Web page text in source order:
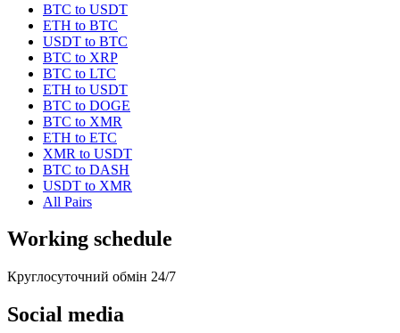
BTC to USDT
ETH to BTC
USDT to BTC
BTC to XRP
BTC to LTC
ETH to USDT
BTC to DOGE
BTC to XMR
ETH to ETC
XMR to USDT
BTC to DASH
USDT to XMR
All Pairs
Working schedule
Круглосуточний обмін 24/7
Social media